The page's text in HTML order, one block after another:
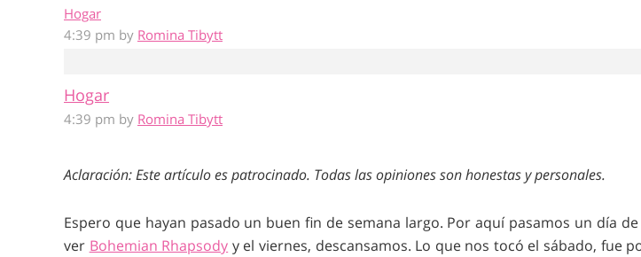
Hogar
4:39 pm by Romina Tibytt
Hogar
4:39 pm by Romina Tibytt
Aclaración: Este artículo es patrocinado. Todas las opiniones son honestas y personales.
Espero que hayan pasado un buen fin de semana largo. Por aquí pasamos un día
ver Bohemian Rhapsody y el viernes, descansamos. Lo que nos tocó el sábado,